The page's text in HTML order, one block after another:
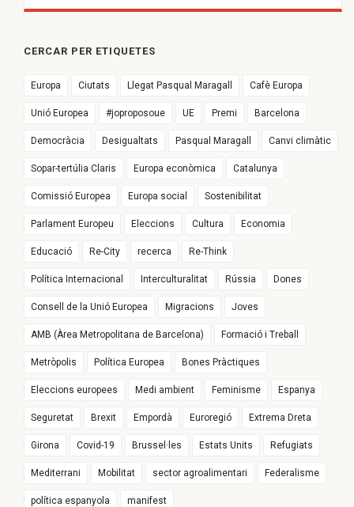
CERCAR PER ETIQUETES
Europa Ciutats Llegat Pasqual Maragall Cafè Europa
Unió Europea #joproposoue UE Premi Barcelona
Democràcia Desigualtats Pasqual Maragall Canvi climàtic
Sopar-tertúlia Claris Europa econòmica Catalunya
Comissió Europea Europa social Sostenibilitat
Parlament Europeu Eleccions Cultura Economia
Educació Re-City recerca Re-Think
Política Internacional Interculturalitat Rússia Dones
Consell de la Unió Europea Migracions Joves
AMB (Àrea Metropolitana de Barcelona) Formació i Treball
Metròpolis Política Europea Bones Pràctiques
Eleccions europees Medi ambient Feminisme Espanya
Seguretat Brexit Empordà Euroregió Extrema Dreta
Girona Covid-19 Brussel·les Estats Units Refugiats
Mediterrani Mobilitat sector agroalimentari Federalisme
política espanyola manifest